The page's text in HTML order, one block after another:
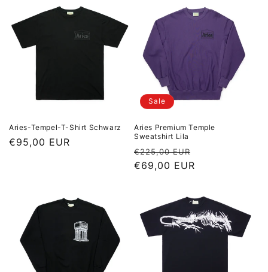
Aries-Tempel-T-Shirt Schwarz
Normaler Preis
€95,00 EUR
Sale
Aries Premium Temple
Sweatshirt Lila
Normaler Preis
€225,00 EUR
€69,00 EUR